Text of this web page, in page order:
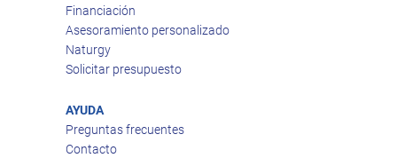
Financiación
Asesoramiento personalizado
Naturgy
Solicitar presupuesto
AYUDA
Preguntas frecuentes
Contacto